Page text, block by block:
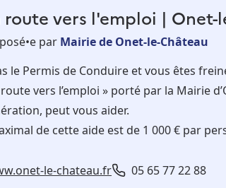
route vers l'emploi | Onet-
par Mairie de Onet-le-Château
le Permis de Conduire et vous êtes
vers l’emploi » porté par la Mairie
peut vous aider.
de cette aide est de 1 000 € par
le-chateau.fr 05 65 77 22 88